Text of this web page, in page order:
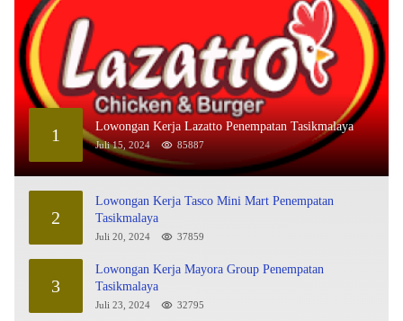
1 Lowongan Kerja Lazatto Penempatan Tasikmalaya
Juli 15, 2024 85887
2
Lowongan Kerja Tasco Mini Mart Penempatan
Tasikmalaya
Juli 20, 2024 37859
3
Lowongan Kerja Mayora Group Penempatan
Tasikmalaya
Juli 23, 2024 32795